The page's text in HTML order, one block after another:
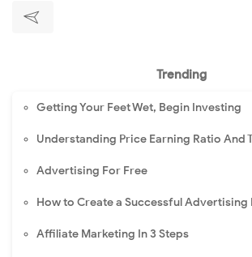
Trending
Getting Your Feet Wet, Begin Investing
Understanding Price Earning Ratio And
Advertising For Free
How to Create a Successful Advertising
Affiliate Marketing In 3 Steps